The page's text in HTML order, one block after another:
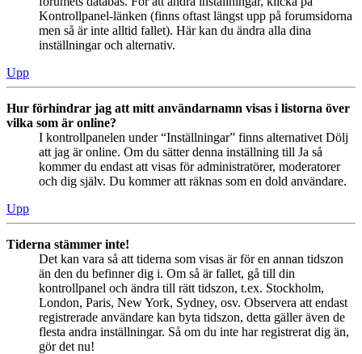
Kontrollpanel-länken (finns oftast längst upp på forumsidorna
men så är inte alltid fallet). Här kan du ändra alla dina
inställningar och alternativ.
Upp
Hur förhindrar jag att mitt användarnamn visas i listorna över
vilka som är online?
I kontrollpanelen under “Inställningar” finns alternativet Dölj
att jag är online. Om du sätter denna inställning till Ja så
kommer du endast att visas för administratörer, moderatorer
och dig själv. Du kommer att räknas som en dold användare.
Upp
Tiderna stämmer inte!
Det kan vara så att tiderna som visas är för en annan tidszon
än den du befinner dig i. Om så är fallet, gå till din
kontrollpanel och ändra till rätt tidszon, t.ex. Stockholm,
London, Paris, New York, Sydney, osv. Observera att endast
registrerade användare kan byta tidszon, detta gäller även de
flesta andra inställningar. Så om du inte har registrerat dig än,
gör det nu!